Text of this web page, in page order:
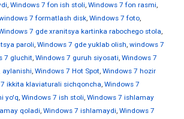
, Windows 7 fon ish stoli, Windows 7 fon rasmi,
7 formatlash disk, Windows 7 foto,
7 gde xranitsya kartinka rabochego stola,
paroli, Windows 7 gde yuklab olish, windows 7
7 gluchit, Windows 7 guruh siyosati, Windows 7
aylanishi, Windows 7 Hot Spot, Windows 7 hozir
ikkita klaviaturali sichqoncha, Windows 7
yo'q, Windows 7 ish stoli, Windows 7 ishlamay
qoladi, Windows 7 ishlamaydi, Windows 7